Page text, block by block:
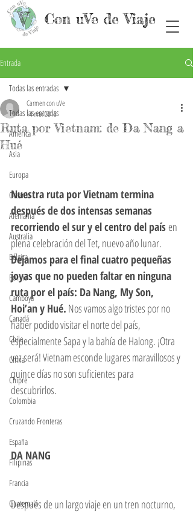
Con uVe de Viaje
Entrada
Todas las entradas
América
Asia
Europa
Oceanía
Alemania
Australia
Bélgica
Bolivia
Camboya
Canadá
Chile
China
Chipre
Colombia
Cruzando Fronteras
España
Filipinas
Francia
Guatemala
Todas las entradas
Ruta por Vietnam: de Da Nang a
Hué
Carmen con uVe
14 mar 2016
Nuestra ruta por Vietnam termina
después de dos intensas semanas
recorriendo el sur y el centro del país en
plena celebración del Tet, nuevo año lunar.
Dejamos para el final cuatro pequeñas
joyas que no pueden faltar en ninguna
ruta por el país: Da Nang, My Son,
Hoi’an y Hué. Nos vamos algo tristes por no
haber podido visitar el norte del país,
especialmente Sapa y la bahía de Halong. ¡Otra
vez será! Vietnam esconde lugares maravillosos y
quince días no son suficientes para
descubrirlos.
DA NANG
Después de un largo viaje en un tren nocturno,